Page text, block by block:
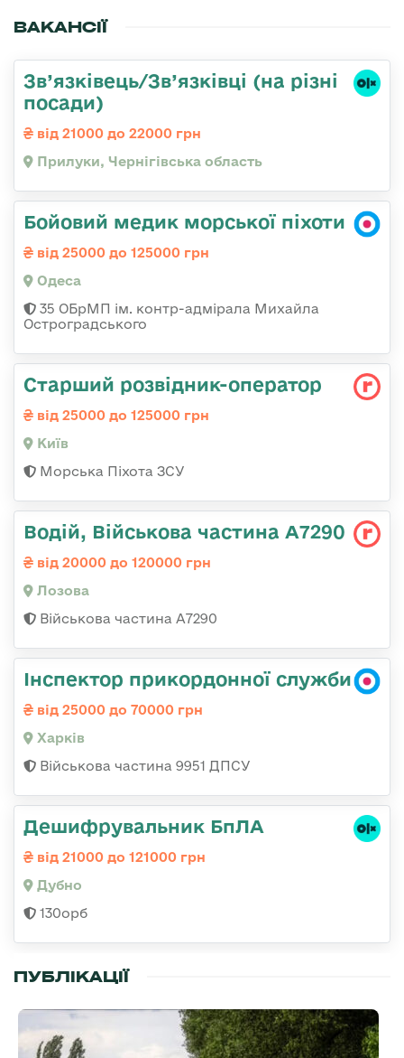
ВАКАНСІЇ
Зв’язківець/Зв’язківці (на різні
посади)
від 21000 до 22000 грн
Прилуки, Чернігівська область
Бойовий медик морської піхоти
від 25000 до 125000 грн
Одеса
35 ОБрМП ім. контр-адмірала Михайла
Остроградського
Стаpший pозвідник-опеpатоp
від 25000 до 125000 грн
Київ
Морська Піхота ЗСУ
Водій, Військова частина А7290
від 20000 до 120000 грн
Лозова
Військова частина А7290
Інспектор прикордонної служби
від 25000 до 70000 грн
Харків
Військова частина 9951 ДПСУ
Дешифрувальник БпЛА
від 21000 до 121000 грн
Дубно
130орб
ПУБЛІКАЦІЇ